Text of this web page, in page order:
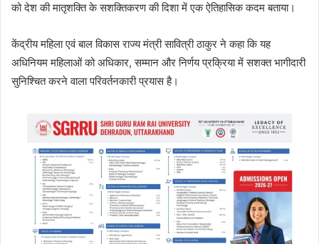
को देश की मातृशक्ति के सशक्तिकरण की दिशा में एक ऐतिहासिक कदम बताया।
केंद्रीय महिला एवं बाल विकास राज्य मंत्री सावित्री ठाकुर ने कहा कि यह
अधिनियम महिलाओं को अधिकार, सम्मान और निर्णय प्रक्रिया में सशक्त भागीदारी
सुनिश्चित करने वाला परिवर्तनकारी प्रयास है।